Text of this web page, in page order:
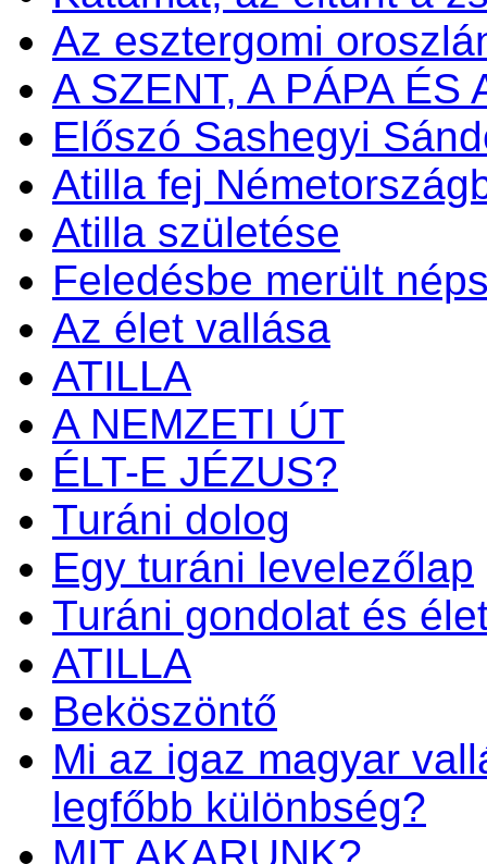
Az esztergomi
A SZENT, A PÁPA ÉS
Előszó Sashegyi
Atilla fej
Atilla születése
Feledésbe merült
Az élet vallása
ATILLA
A NEMZETI ÚT
ÉLT-E JÉZUS?
Turáni dolog
Egy turáni levelezőlap
Turáni gondolat és
ATILLA
Beköszöntő
Mi az igaz magyar
legfőbb különbség?
MIT AKARUNK?